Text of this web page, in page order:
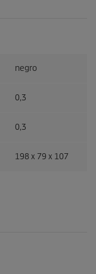
negro
0,3
0,3
198 x 79 x 107